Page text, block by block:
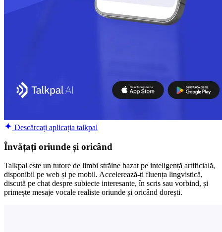
Descărcați aplicația talkpal
Învățați oriunde și oricând
Talkpal este un tutore de limbi străine bazat pe inteligență artificială,
disponibil pe web și pe mobil. Accelerează-ți fluența lingvistică,
discută pe chat despre subiecte interesante, în scris sau vorbind, și
primește mesaje vocale realiste oriunde și oricând dorești.